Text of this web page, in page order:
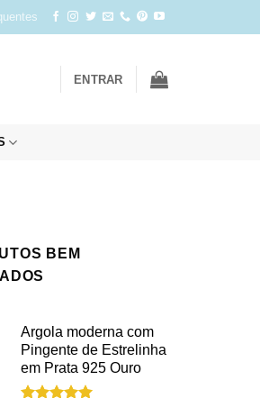
ENTRAR
BEM
Argola moderna com
Pingente de Estrelinha
em Prata 925 Ouro